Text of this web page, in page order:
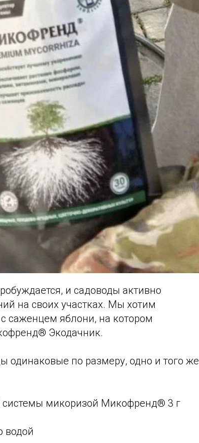
и садоводы активно
на своих участках. Мы хотим
саженцем яблони, на котором
Экодачник.
одинаковые по размеру, одно и того же
системы микоризой Микофренд® 3 г
водой